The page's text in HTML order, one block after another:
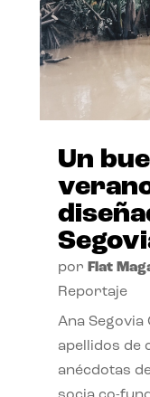
Un
por Flat
Reportaje
Ana Segovia
apellidos de
anécdotas